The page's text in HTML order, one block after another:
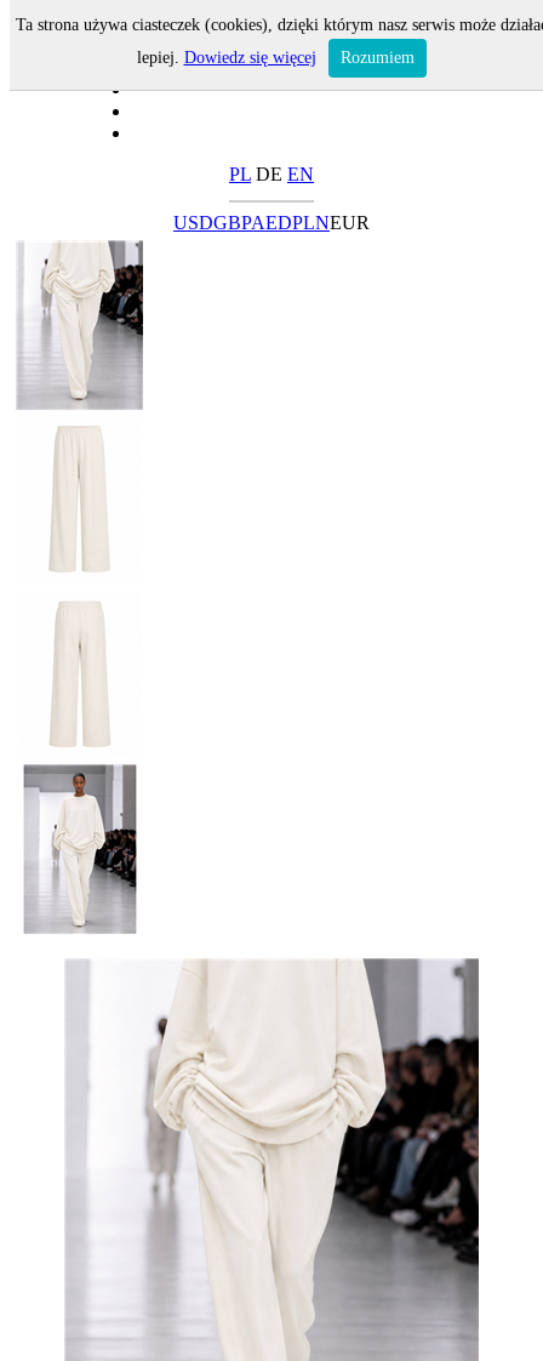
PL DE EN
USDGBPAEDPLNEUR
Ta strona używa ciasteczek (cookies), dzięki którym nasz serwis może
lepiej. Dowiedz się więcej Rozumiem